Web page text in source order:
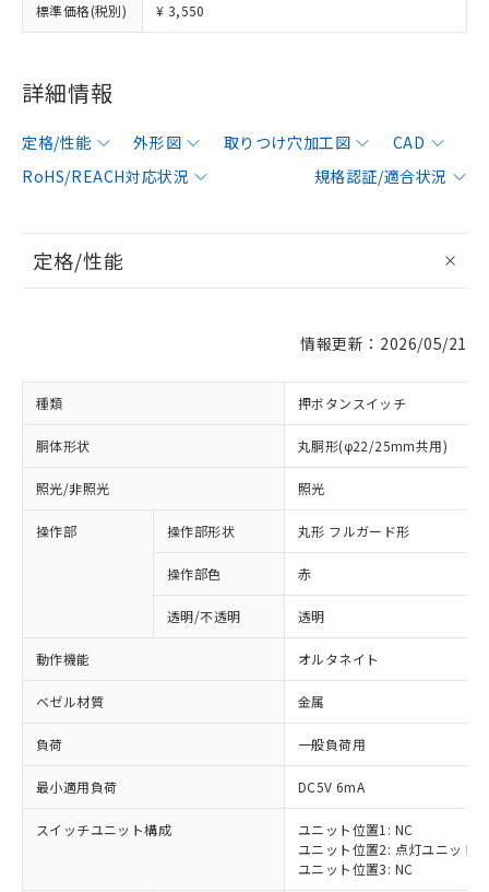
標準価格(税別) ¥ 3,550
詳細情報
定格/性能 外形図 取りつけ穴加工図
CAD
RoHS/REACH対応状況
規格認証/適合状況
定格/性能
情報更新：2026/05/21
種類 押ボタンスイッチ
胴体形状 丸胴形(φ22/25mm共用)
照光/非照光 照光
操作部 操作部形状 丸形 フルガード形
操作部色 赤
透明/不透明 透明
動作機能 オルタネイト
ベゼル材質 金属
負荷 一般負荷用
最小適用負荷 DC5V 6mA
スイッチユニット構成
ユニット位置1: NC
ユニット位置2: 点灯ユニット
ユニット位置3: NC